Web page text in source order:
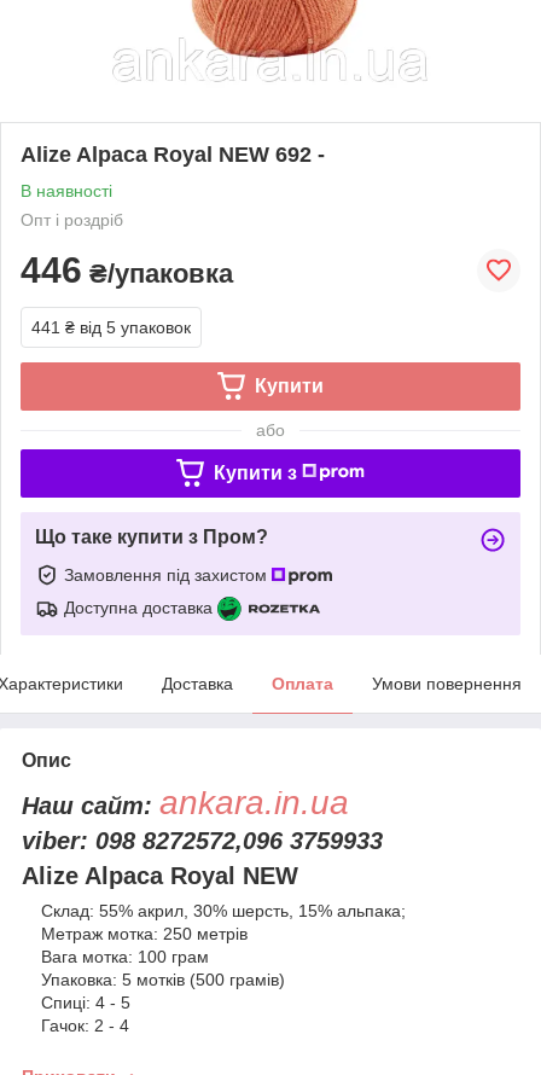
Alize Alpaca Royal NEW 692 -
В наявності
Опт і роздріб
446 ₴/упаковка
441 ₴ від 5 упаковок
Купити
або
Купити з
Що таке купити з Пром?
Замовлення під захистом
Доступна доставка
Доставка Оплата Умови повернення
Опис
Наш сайт: ankara.in.ua
viber: 098 8272572,096 3759933
Alize Alpaca Royal NEW
Склад: 55% акрил, 30% шерсть, 15% альпака;
Метраж мотка: 250 метрів
Вага мотка: 100 грам
Упаковка: 5 мотків (500 грамів)
Спиці: 4 - 5
Гачок: 2 - 4